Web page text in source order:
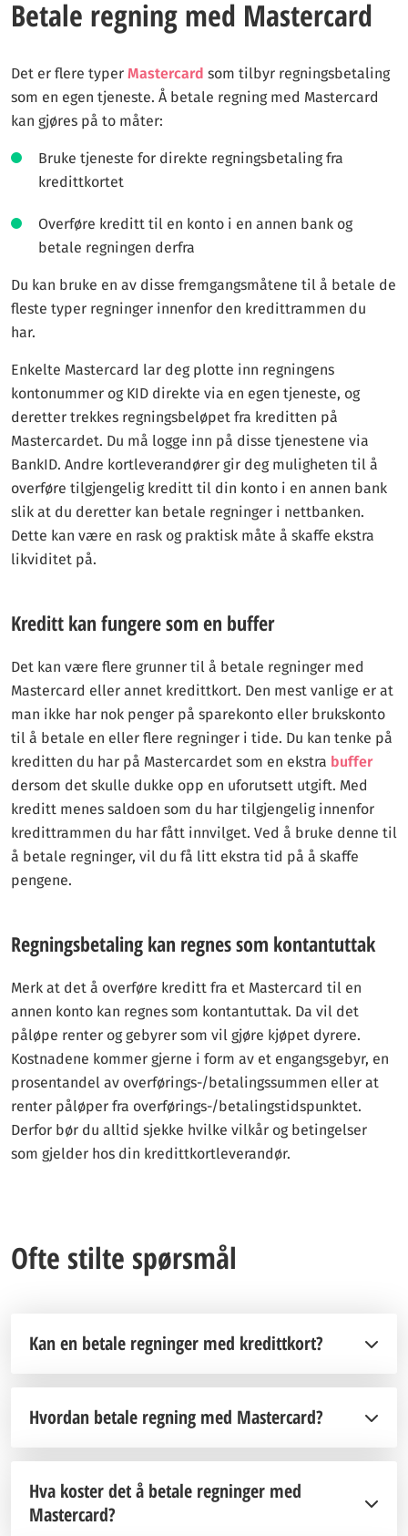
Betale regning med Mastercard
Det er flere typer Mastercard som tilbyr regningsbetaling
som en egen tjeneste. Å betale regning med Mastercard
kan gjøres på to måter:
Bruke tjeneste for direkte regningsbetaling fra
kredittkortet
Overføre kreditt til en konto i en annen bank og
betale regningen derfra
Du kan bruke en av disse fremgangsmåtene til å betale de
fleste typer regninger innenfor den kredittrammen du
har.
Enkelte Mastercard lar deg plotte inn regningens
kontonummer og KID direkte via en egen tjeneste, og
deretter trekkes regningsbeløpet fra kreditten på
Mastercardet. Du må logge inn på disse tjenestene via
BankID. Andre kortleverandører gir deg muligheten til å
overføre tilgjengelig kreditt til din konto i en annen bank
slik at du deretter kan betale regninger i nettbanken.
Dette kan være en rask og praktisk måte å skaffe ekstra
likviditet på.
Kreditt kan fungere som en buffer
Det kan være flere grunner til å betale regninger med
Mastercard eller annet kredittkort. Den mest vanlige er at
man ikke har nok penger på sparekonto eller brukskonto
til å betale en eller flere regninger i tide. Du kan tenke på
kreditten du har på Mastercardet som en ekstra buffer
dersom det skulle dukke opp en uforutsett utgift. Med
kreditt menes saldoen som du har tilgjengelig innenfor
kredittrammen du har fått innvilget. Ved å bruke denne til
å betale regninger, vil du få litt ekstra tid på å skaffe
pengene.
Regningsbetaling kan regnes som kontantuttak
Merk at det å overføre kreditt fra et Mastercard til en
annen konto kan regnes som kontantuttak. Da vil det
påløpe renter og gebyrer som vil gjøre kjøpet dyrere.
Kostnadene kommer gjerne i form av et engangsgebyr, en
prosentandel av overførings-/betalingssummen eller at
renter påløper fra overførings-/betalingstidspunktet.
Derfor bør du alltid sjekke hvilke vilkår og betingelser
som gjelder hos din kredittkortleverandør.
Ofte stilte spørsmål
Kan en betale regninger med kredittkort?
Hvordan betale regning med Mastercard?
Hva koster det å betale regninger med
Mastercard?